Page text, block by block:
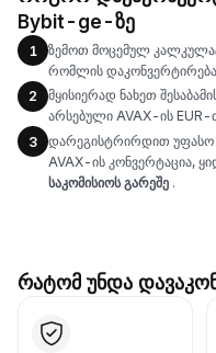
Bybit-ge-ზე
1
ზემოთ მოცემულ
რომლის
2
მყისიერად ნახეთ
არსებული AVAX-ის
3
დარეგისტრირდით
AVAX-ის კონვერტაცია,
საკომისიოს გარეშე .
რატომ უნდა